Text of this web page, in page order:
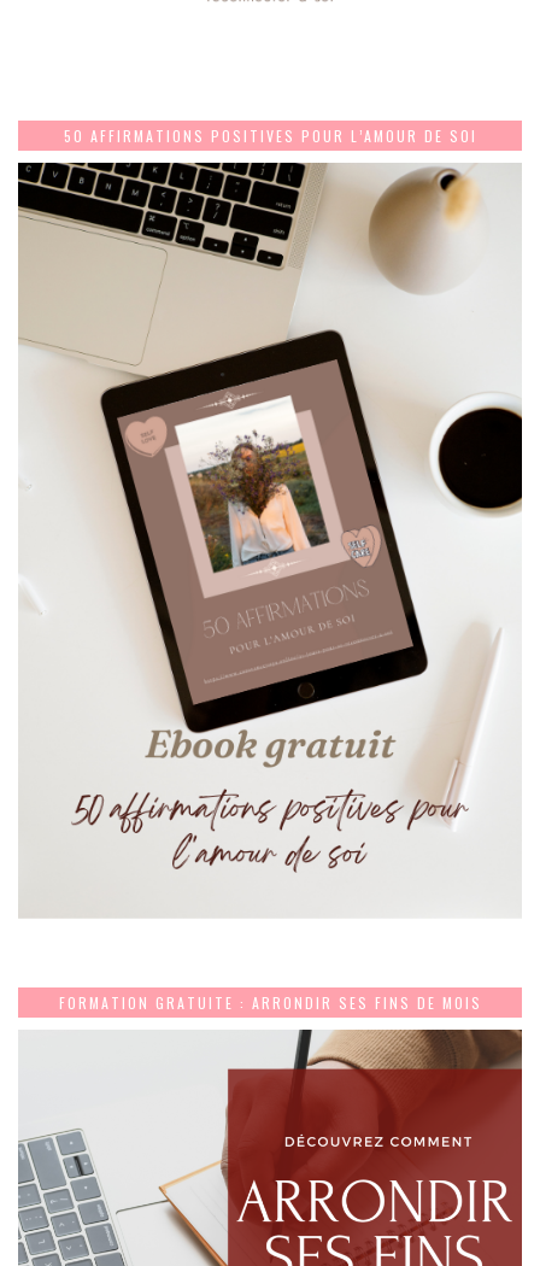
50 AFFIRMATIONS POSITIVES POUR L’AMOUR DE SOI
FORMATION GRATUITE : ARRONDIR SES FINS DE MOIS